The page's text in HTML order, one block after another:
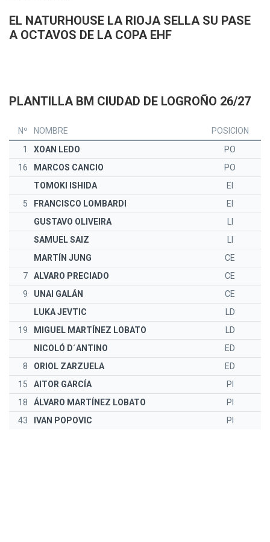
EL NATURHOUSE LA RIOJA SELLA SU PASE
A OCTAVOS DE LA COPA EHF
PLANTILLA BM CIUDAD DE LOGROÑO 26/27
Nº NOMBRE
POSICION
1
XOAN LEDO
PO
16
MARCOS CANCIO
PO
TOMOKI ISHIDA
EI
5
FRANCISCO LOMBARDI
EI
GUSTAVO OLIVEIRA
SAMUEL SAIZ
MARTÍN JUNG
CE
7
ALVARO PRECIADO
CE
9
UNAI GALÁN
CE
LUKA JEVTIC
LD
19
MIGUEL MARTÍNEZ LOBATO
LD
NICOLÓ D´ANTINO
ED
8
ORIOL ZARZUELA
ED
15
AITOR GARCÍA
PI
18
ÁLVARO MARTÍNEZ LOBATO
PI
43
IVAN POPOVIC PI